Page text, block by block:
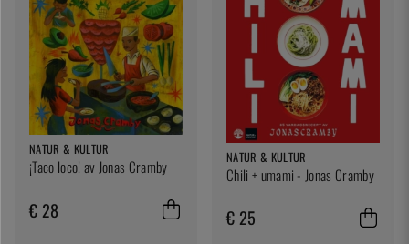
NATUR & KULTUR
¡Taco loco! av Jonas Cramby
€ 28
NATUR & KULTUR
Chili + umami - Jonas Cramby
€ 25